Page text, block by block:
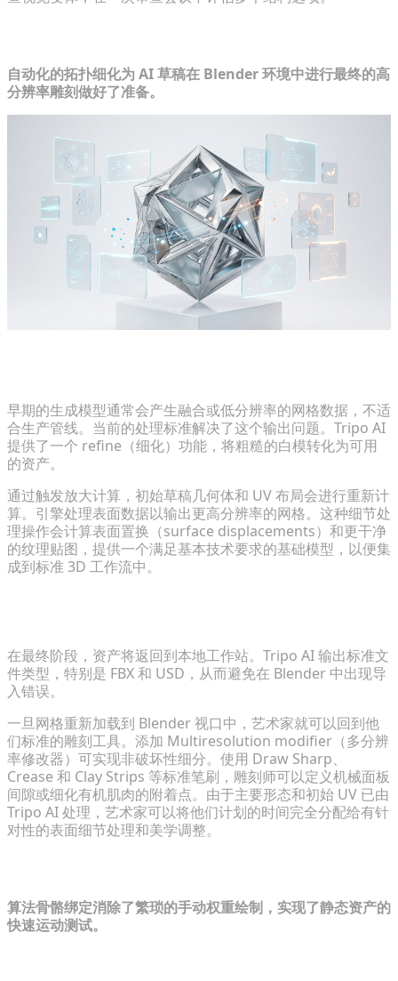
自动化的拓扑细化为 AI 草稿在 Blender 环境中进行最终的高
分辨率雕刻做好了准备。
早期的生成模型通常会产生融合或低分辨率的网格数据，不适
合生产管线。当前的处理标准解决了这个输出问题。Tripo AI
提供了一个 refine（细化）功能，将粗糙的白模转化为可用
的资产。
通过触发放大计算，初始草稿几何体和 UV 布局会进行重新计
算。引擎处理表面数据以输出更高分辨率的网格。这种细节处
理操作会计算表面置换（surface displacements）和更干净
的纹理贴图，提供一个满足基本技术要求的基础模型，以便集
成到标准 3D 工作流中。
在最终阶段，资产将返回到本地工作站。Tripo AI 输出标准文
件类型，特别是 FBX 和 USD，从而避免在 Blender 中出现导
入错误。
一旦网格重新加载到 Blender 视口中，艺术家就可以回到他
们标准的雕刻工具。添加 Multiresolution modifier（多分辨
率修改器）可实现非破坏性细分。使用 Draw Sharp、
Crease 和 Clay Strips 等标准笔刷，雕刻师可以定义机械面板
间隙或细化有机肌肉的附着点。由于主要形态和初始 UV 已由
Tripo AI 处理，艺术家可以将他们计划的时间完全分配给有针
对性的表面细节处理和美学调整。
算法骨骼绑定消除了繁琐的手动权重绘制，实现了静态资产的
快速运动测试。